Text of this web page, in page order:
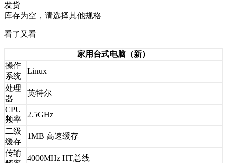
发货
库存为空，请选择其他规格
看了又看
家用台式电脑（新）
操作
系统
Linux
处理
器
英特尔
CPU
频率
2.5GHz
二级
缓存
1MB 高速缓存
传输
4000MHz HT总线